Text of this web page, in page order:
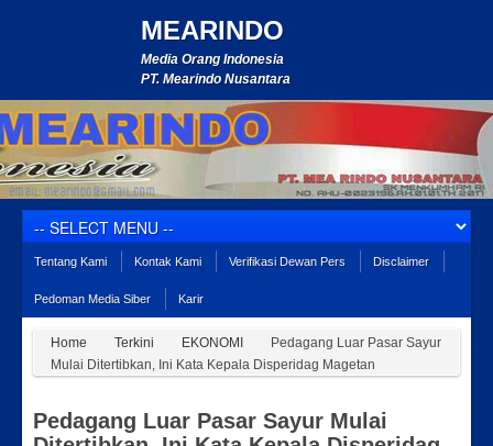
MEARINDO
Media Orang Indonesia
PT. Mearindo Nusantara
Tentang Kami Kontak Kami Verifikasi Dewan Pers Disclaimer
Pedoman Media Siber Karir
Home Terkini EKONOMI
Pedagang Luar Pasar Sayur
Mulai Ditertibkan, Ini Kata Kepala Disperidag Magetan
Pedagang Luar Pasar Sayur Mulai